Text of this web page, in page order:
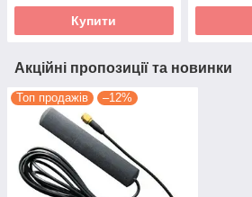
Купити
Акційні пропозиції та новинки
Топ продажів –12%